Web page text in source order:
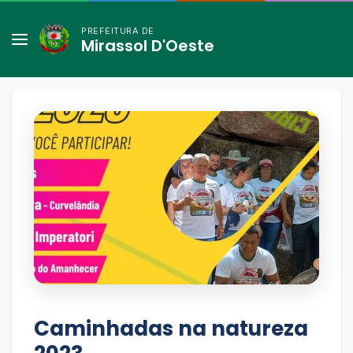
PREFEITURA DE
Mirassol D'Oeste
Caminhadas na natureza